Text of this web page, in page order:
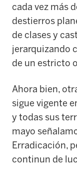
cada vez más
destierros
de clases y
jerarquizando
de un estricto
Ahora bien,
sigue vigente
y todas sus
mayo
Erradicación,
continun de